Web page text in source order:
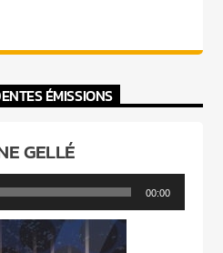
ÉMISSIONS
GELLÉ
00:00